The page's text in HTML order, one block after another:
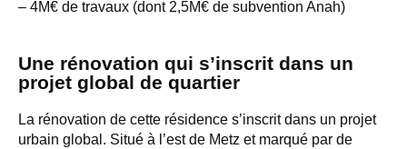
– 4M€ de travaux (dont 2,5M€ de subvention Anah)
Une rénovation qui s’inscrit dans un
projet global de quartier
La rénovation de cette résidence s’inscrit dans un projet
urbain global. Situé à l’est de Metz et marqué par de